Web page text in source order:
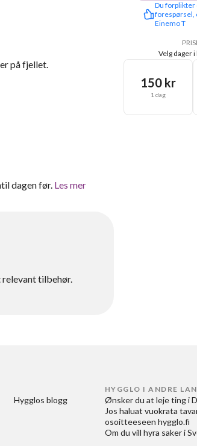
på fjellet.
dagen før. Les mer
relevant tilbehør.
Du forplikter
forespørsel,
Einemo T
Velg dager
150 kr
1 dag
Hygglos blogg
HYGGLO I ANDRE
Ønsker du at leje ting i
Jos haluat vuokrata
osoitteeseen hygglo.fi
Om du vill hyra saker i